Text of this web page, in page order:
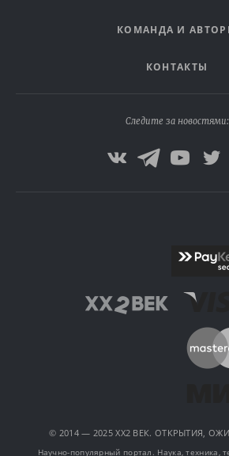
КОМАНДА И
КОНТАКТЫ
Следите за новостями:
© 2014 — 2025 XX2 ВЕК. ОТКРЫТИЯ,
Научно-популярный портал. Наука, техника,